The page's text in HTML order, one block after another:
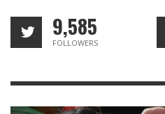
9,585
FOLLOWERS